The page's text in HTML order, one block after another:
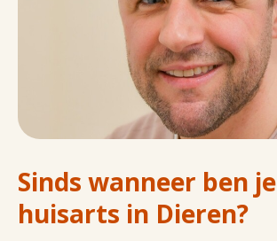
Sinds wanneer ben je
huisarts in Dieren?